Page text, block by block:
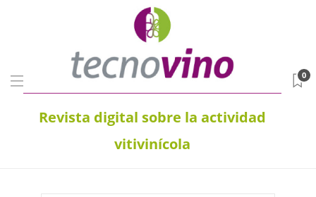
Revista digital sobre la actividad
vitivinícola
0